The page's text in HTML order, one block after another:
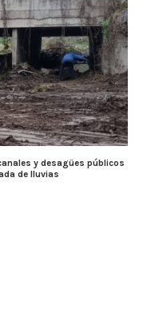
y desagües públicos
de lluvias